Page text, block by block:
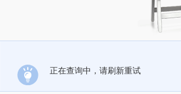
正在查询中，请刷新重试